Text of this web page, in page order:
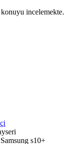
incelemekte.
s10+